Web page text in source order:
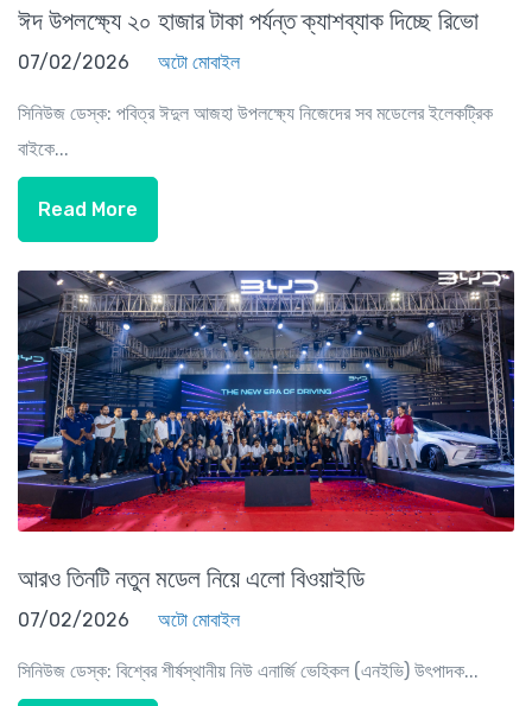
ঈদ উপলক্ষ্যে ২০ হাজার টাকা পর্যন্ত ক্যাশব্যাক দিচ্ছে রিভো
07/02/2026 অটো মোবাইল
সিনিউজ ডেস্ক: পবিত্র ঈদুল আজহা উপলক্ষ্যে নিজেদের সব মডেলের ইলেকট্রিক
বাইকে...
Read More
আরও তিনটি নতুন মডেল নিয়ে এলো বিওয়াইডি
07/02/2026 অটো মোবাইল
সিনিউজ ডেস্ক: বিশ্বের শীর্ষস্থানীয় নিউ এনার্জি ভেহিকল (এনইভি) উৎপাদক...